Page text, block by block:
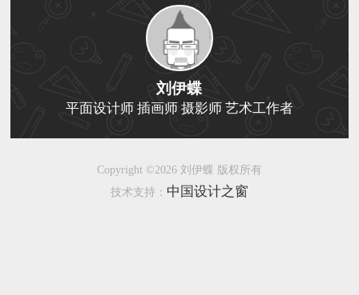
恭喜159****4201用户作品已成功备案！
恭喜133****6466用户作品已成功备案！
恭喜131****1475用户作品已成功备案！
恭喜133****8874用户作品已成功备案！
恭喜138****8638用户作品已成功备案！
恭喜133****9020用户作品已成功备案！
刘伊蝶
平面设计师 插画师 摄影师 艺术工作者
Copyright ©2026 刘伊蝶 版权所有
技术支持： 中国设计之窗